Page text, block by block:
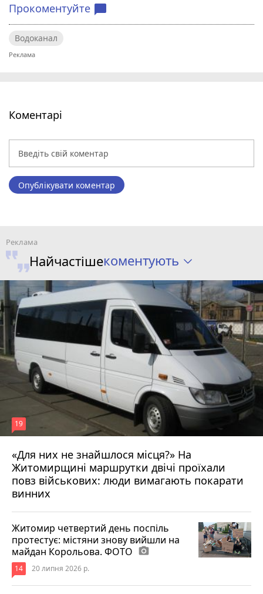
Прокоментуйте chat_bubble
Водоканал
Коментарі
Опублікувати коментар
Найчастішекоментують
«Для них не знайшлося місця?» На
Житомирщині маршрутки двічі проїхали
повз військових: люди вимагають покарати
винних
19
17 липня 2026 р.
Житомир четвертий день поспіль
протестує: містяни знову вийшли на
майдан Корольова. ФОТО photo_camera
14 20 липня 2026 р.